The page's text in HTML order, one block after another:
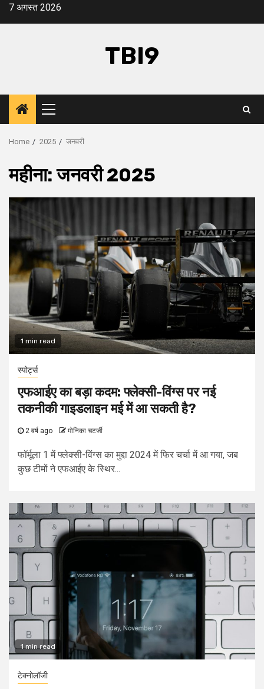
Skip7 अगस्त 2026
TBI9
Primary
Menu
Home 2025 जनवरी
महीना:जनवरी 2025
1 min read
स्पोर्ट्स
एफआईए का बड़ा कदम: फ्लेक्सी-विंग्स पर नई
तकनीकी गाइडलाइन मई में आ सकती है?
2 वर्ष ago मोनिका चटर्जी
फॉर्मूला 1 में फ्लेक्सी-विंग्स का मुद्दा 2024 में फिर चर्चा में आ गया, जब
कुछ टीमों ने एफआईए के स्थिर...
1 min read
टेक्नोलॉजी